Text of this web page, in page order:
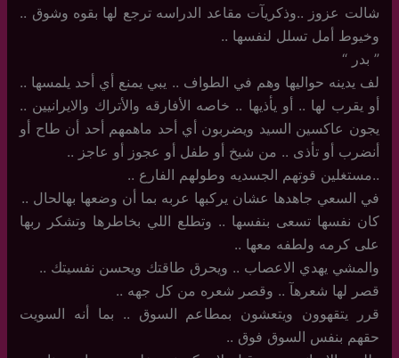
شالت عزوز ..وذكريآت مقاعد الدراسه ترجع لها بقوه وشوق ..
وخيوط أمل تسلل لنفسها ..
‏”‏ بدر “
لف يدينه حواليها وهم في الطواف .. يبي يمنع أي أحد يلمسها ..
أو يقرب لها .. أو يأذيها .. خاصه الأفارقه والأتراك والايرانيين ..
يجون عاكسين السيد ويضربون أي أحد ماهمهم أحد أن طاح أو
أنضرب أو تأذى .. من شيخ أو طفل أو عجوز أو عاجز ..
..مستغلين قوتهم الجسديه وطولهم الفارع ..
في السعي جاهدها عشان يركبها عربه بما أن وضعها بهالحال ..
كان نفسها تسعى بنفسها .. وتطلع اللي بخاطرها وتشكر ربها
على كرمه ولطفه معها ..
والمشي يهدي الاعصاب .. ويحرق طاقتك ويحسن نفسيتك ..
قصر لها شعرهآ .. وقصر شعره من كل جهه ..
قرر يتقهوون ويتعشون بمطاعم السوق .. بما أنه السويت
حقهم بنفس السوق فوق ..